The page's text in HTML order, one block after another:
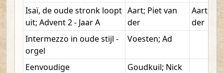
Isaï, de oude stronk loopt
uit; Advent 2 - Jaar A
Aart; Piet van
der
Aart;
der
Intermezzo in oude stijl -
orgel
Voesten; Ad
Eenvoudige
Goudkuil; Nick